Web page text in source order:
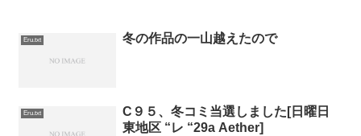
Eru.txt 冬の作品の一山越えたので
Eru.txt
C９５、冬コミ当選しました[日曜日
東地区 “レ “29a Aether]